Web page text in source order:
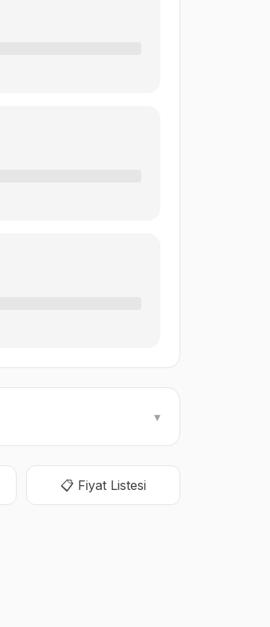
▾
📋 Fiyat Listesi